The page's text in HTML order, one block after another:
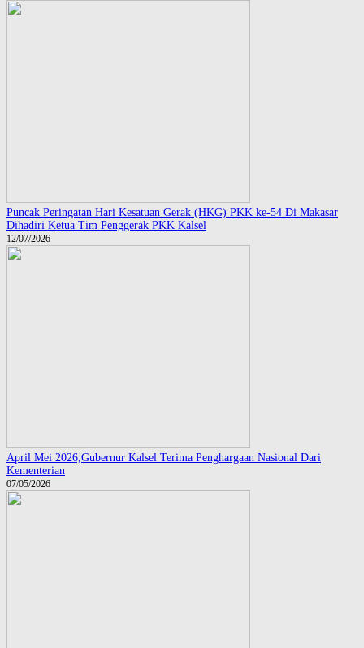
Puncak Peringatan Hari Kesatuan Gerak (HKG) PKK ke-54 Di Makasar
Dihadiri Ketua Tim Penggerak PKK Kalsel
12/07/2026
April Mei 2026,Gubernur Kalsel Terima Penghargaan Nasional Dari
Kementerian
07/05/2026